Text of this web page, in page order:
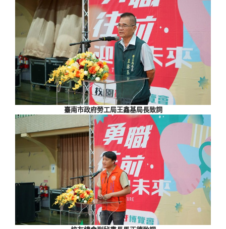
臺南市政府勞工局王鑫基局長致詞